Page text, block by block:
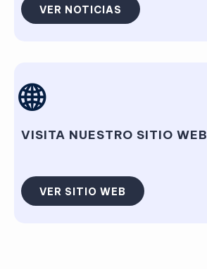
VER NOTICIAS
🌐
VISITA NUESTRO SITIO WEB
VER SITIO WEB